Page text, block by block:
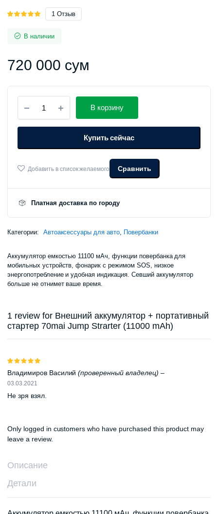
Рейтинг
на основе
1Отзыв
В наличии
720 000 сум
аккумулятор
+
портативный
70mai
Strarter
В корзину
Купить сейчас
Добавить в список желаемого Сравнить
Платная доставка по городу
Категории: Автоаксессуары для авто, Повербанки
Аккумулятор емкостью 11100 мАч, функции повербанка для
мобильных устройств, фонарик с режимом SOS, низкое
энергопотребление и удобная индикация. Севший аккумулятор
больше не отнимет ваше время.
1 review for Внешний аккумулятор + портативный
стартер 70mai Jump Strarter (11000 mAh)
5из 5
Владимиров Василий(проверенный владелец) –
03.03.2021
Не зря взял.
Only logged in customers who have purchased this product may
leave a review.
Описание
Детали